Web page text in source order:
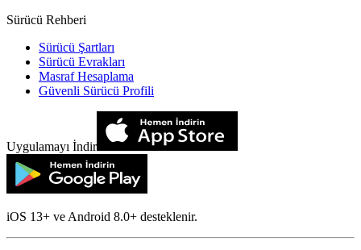
Sürücü Rehberi
Sürücü Şartları
Sürücü Evrakları
Masraf Hesaplama
Güvenli Sürücü Profili
Uygulamayı İndir
iOS 13+ ve Android 8.0+ desteklenir.